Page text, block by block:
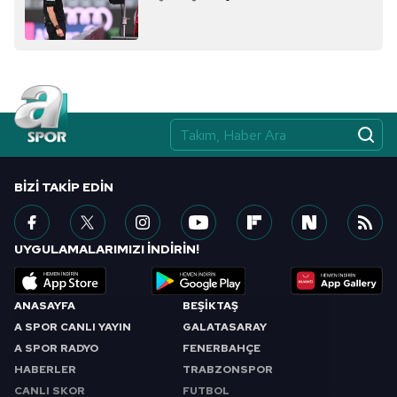
sınırlı olarak açık rızanız dahilinde kullanılacaktır.
için Ayarlar butonuna tıklayabilir,
Metnimiziziyaret edebilirsiniz.
6698 sayılı Kişisel Verilerin Korunması Kanunu uyarınca
hazırlanmış Aydınlatma Metnimizi okumak ve sitemizde
almak için lütfen
tıklayınız .
ANASAYFA
A SPOR CANLI YAYIN
A SPOR RADYO
HABERLER
CANLI SKOR
BEŞİKTAŞ
GALATASARAY
FENERBAHÇE
TRABZONSPOR
FUTBOL
BIZI TAKIP EDIN
UYGULAMALARIMIZI İNDİRİN!